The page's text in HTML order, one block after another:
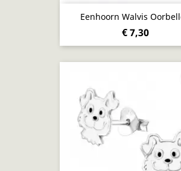
Eenhoorn Walvis
€ 7,30